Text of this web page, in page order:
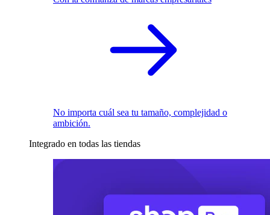
No importa cuál sea tu tamaño, complejidad o
ambición.
Integrado en todas las tiendas